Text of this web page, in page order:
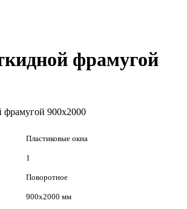
фрамугой
Пластиковые окна
1
Поворотное
900x2000 мм